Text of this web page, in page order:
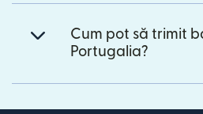
Cum pot să trimit
Portugalia?